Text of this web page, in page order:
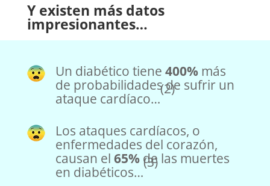
Y existen más datos
impresionantes…
Un diabético tiene 400%más
de probabilidades de sufrir un
ataque cardíaco…
(2)
Los ataques cardíacos, o
enfermedades del corazón,
causan el 65%de las muertes
en diabéticos…
(3)